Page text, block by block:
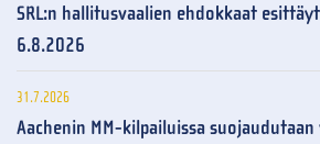
SRL:n hallitusvaalien ehdokkaat
6.8.2026
31.7.2026
Aachenin MM-kilpailuissa